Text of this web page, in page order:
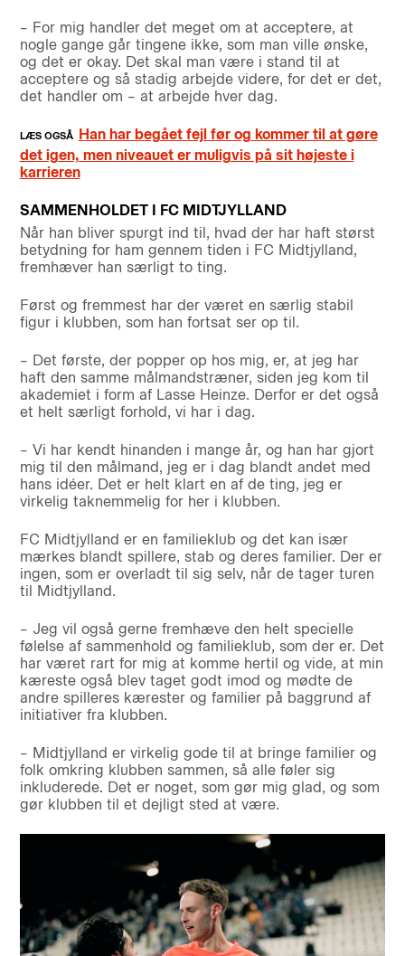
– For mig handler det meget om at acceptere, at
nogle gange går tingene ikke, som man ville ønske,
og det er okay. Det skal man være i stand til at
acceptere og så stadig arbejde videre, for det er det,
det handler om – at arbejde hver dag.
Han har begået fejl før og kommer til at gøre
det igen, men niveauet er muligvis på sit højeste i
karrieren
SAMMENHOLDET I FC MIDTJYLLAND
Når han bliver spurgt ind til, hvad der har haft størst
betydning for ham gennem tiden i FC Midtjylland,
fremhæver han særligt to ting.
Først og fremmest har der været en særlig stabil
figur i klubben, som han fortsat ser op til.
– Det første, der popper op hos mig, er, at jeg har
haft den samme målmandstræner, siden jeg kom til
akademiet i form af Lasse Heinze. Derfor er det også
et helt særligt forhold, vi har i dag.
– Vi har kendt hinanden i mange år, og han har gjort
mig til den målmand, jeg er i dag blandt andet med
hans idéer. Det er helt klart en af de ting, jeg er
virkelig taknemmelig for her i klubben.
FC Midtjylland er en familieklub og det kan især
mærkes blandt spillere, stab og deres familier. Der er
ingen, som er overladt til sig selv, når de tager turen
til Midtjylland.
– Jeg vil også gerne fremhæve den helt specielle
følelse af sammenhold og familieklub, som der er. Det
har været rart for mig at komme hertil og vide, at min
kæreste også blev taget godt imod og mødte de
andre spilleres kærester og familier på baggrund af
initiativer fra klubben.
– Midtjylland er virkelig gode til at bringe familier og
folk omkring klubben sammen, så alle føler sig
inkluderede. Det er noget, som gør mig glad, og som
gør klubben til et dejligt sted at være.